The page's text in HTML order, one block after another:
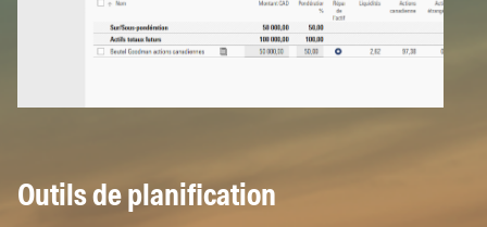
Outils de planification